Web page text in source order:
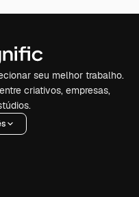
seu melhor trabalho.
criativos, empresas,